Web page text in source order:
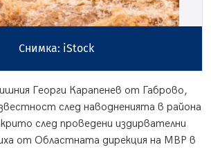
Снимка: iStock
Георги Карапенев от Габрово,
след наводненията в района
след проведени издирвателни
от Областната дирекция на МВР в